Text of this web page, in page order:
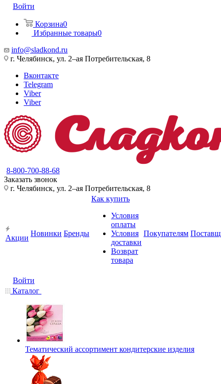
Войти
Корзина0
Избранные товары0
info@sladkond.ru
г. Челябинск, ул. 2–ая Потребительская, 8
Вконтакте
Telegram
Viber
Viber
8-800-700-88-68
Заказать звонок
г. Челябинск, ул. 2–ая Потребительская, 8
Акции
Новинки Бренды
Как купить
Условия
оплаты
Условия
доставки
Возврат
товара
Покупателям
Войти
Каталог
Тематический ассортимент кондитерские изделия